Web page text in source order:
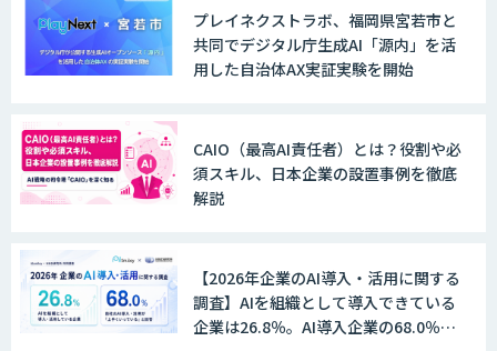
物流チェッカー
AI 受託開発・導入支援
プレイネクストラボ、福岡県宮若市と
共同でデジタル庁生成AI「源内」を活
用した自治体AX実証実験を開始
CAIO（最高AI責任者）とは？役割や必
須スキル、日本企業の設置事例を徹底
解説
【2026年企業のAI導入・活用に関する
調査】AIを組織として導入できている
企業は26.8％。AI導入企業の68.0％